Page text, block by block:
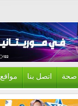
صحة اتصل بنا مواقع